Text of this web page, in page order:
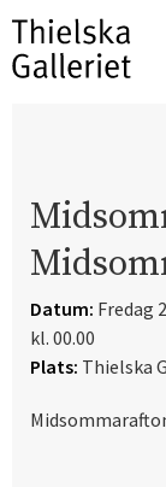
Datum: Fredag
kl. 00.00
Plats: Thielska